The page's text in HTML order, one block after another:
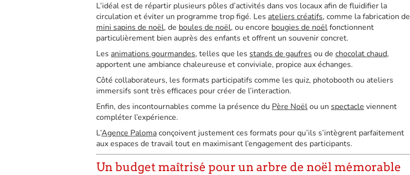
L’idéal est de répartir plusieurs pôles d’activités dans vos locaux afin de fluidifier la
circulation et éviter un programme trop figé. Les ateliers créatifs, comme la fabrication de
mini sapins de noël, de boules de noël, ou encore bougies de noëlfonctionnent
particulièrement bien auprès des enfants et offrent un souvenir concret.
Les animations gourmandes, telles que les stands de gaufres ou de chocolat chaud,
apportent une ambiance chaleureuse et conviviale, propice aux échanges.
Côté collaborateurs, les formats participatifs comme les quiz, photobooth ou ateliers
immersifs sont très efficaces pour créer de l’interaction.
Enfin, des incontournables comme la présence du Père Noëlou un spectacle viennent
compléter l’expérience.
L’Agence Palomaconçoivent justement ces formats pour qu’ils s’intègrent parfaitement
aux espaces de travail tout en maximisant l’engagement des participants.
Un budget maîtrisé pour un arbre de noël mémorable